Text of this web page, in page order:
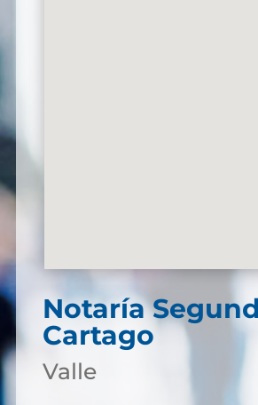
Notaría
Cartago
Valle